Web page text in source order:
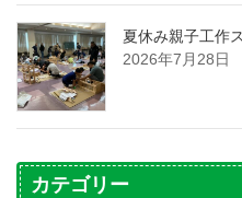
夏休み親子工作
2026年7月28日
カテゴリー